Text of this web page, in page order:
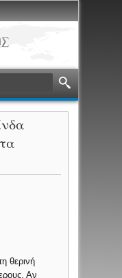
θερινή
Αν